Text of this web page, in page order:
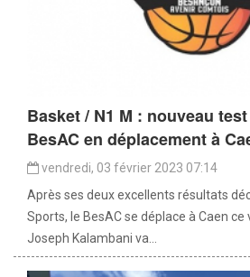
Basket / N1 M : nouveau
BesAC en déplacement à
vendredi, 03 février 2023 07:14
Après ses deux excellents résultats
Sports, le BesAC se déplace à Caen ce
Joseph Kalambani va...